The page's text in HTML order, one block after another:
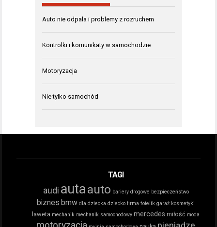
Auto nie odpala i problemy z rozruchem
Kontrolki i komunikaty w samochodzie
Motoryzacja
Nie tylko samochód
TAGI
audi autaauto bariery drogowe bezpieczeństwo
biznes bmw dla dziecka dziecko firma fotelik garaż kosmetyki
laweta mechanik mechanik samochodowy mercedes miłość moda